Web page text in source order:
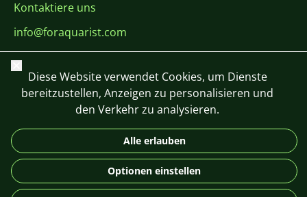
Kontaktiere uns
info@foraquarist.com
+420 603 449 602
CS SK EN PL DE
© 2026 For Aquarist
Schließen
Diese Website verwendet Cookies, um Dienste
bereitzustellen, Anzeigen zu personalisieren und
den Verkehr zu analysieren.
Alle erlauben
Optionen einstellen